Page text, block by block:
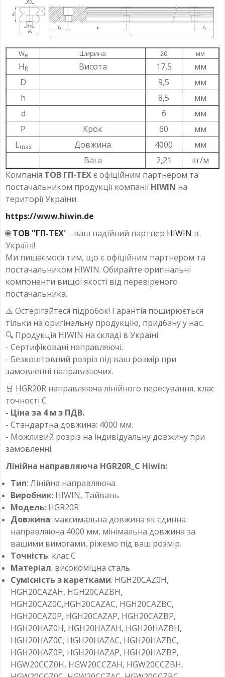
WR Ширина 20 мм
HR Висота 17,5
мм
D
9,5
мм
h
8,5
мм
d
6
мм
P
Крок 60
мм
Lmax Довжина 4000
мм
Вага
2,21
кг/м
Компанія ТОВ ГП-ТЕХє офіційним партнером та
постачальником продукції компанії HIWIN на
території України.
https://www.hiwin.de
🌐ТОВ "ГП-ТЕХ" - ваш надійний партнер HIWIN в
Україні!
Ми пишаємося тим, що є офіційним партнером та
постачальником HIWIN. Обирайте оригінальні
компоненти вищої якості від перевіреного
постачальника.
⚠️ Остерігайтеся підробок! Гарантія поширюється
тільки на оригінальну продукцію, придбану у нас.
🔍 Продукція HIWIN на складі в Україні
- Сертифіковані направляючі.
- Безкоштовний розріз під ваш розмір при
замовленні направляючих.
🛒 HGR20R направляюча лінійного пересування, клас
точності C
- Ціна за 4 м з ПДВ.
- Стандартна довжина: 4000 мм.
- Можливий розріз на індивідуальну довжину при
замовленні.
Лінійна направляюча HGR20R_C Hiwin:
Тип: Лінійна направляюча
Виробник: HIWIN, Тайвань
Модель: HGR20R
Довжина: максимальна довжина як єдинна
направляюча 4000 мм, мінімальна довжина за
вашими вимогами, ріжемо під ваш розмір.
Точність: клас C
Матеріал: високоміцна сталь
Сумісність з каретками. HGH20CAZ0H,
HGH20CAZAH, HGH20CAZBH,
HGH20CAZ0C,HGH20CAZAC, HGH20CAZBC,
HGH20CAZ0P, HGH20CAZAP, HGH20CAZBP,
HGH20HAZ0H, HGH20HAZAH, HGH20HAZBH,
HGH20HAZ0C, HGH20HAZAC, HGH20HAZBC,
HGH20HAZ0P, HGH20HAZAP, HGH20HAZBP,
HGW20CCZ0H, HGW20CCZAH, HGW20CCZBH,